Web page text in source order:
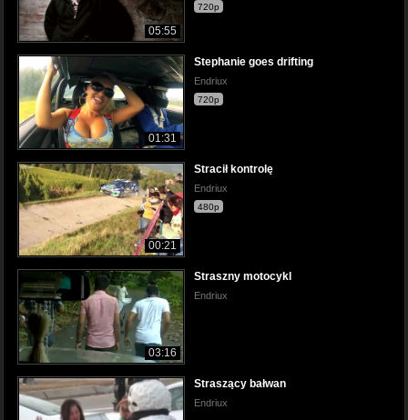
05:55
720p
01:31
Stephanie goes drifting
Endriux
720p
00:21
Stracił kontrolę
Endriux
480p
03:16
Straszny motocykl
Endriux
Straszący bałwan
Endriux